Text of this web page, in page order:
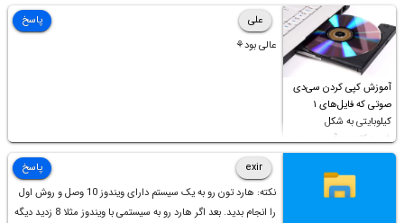
آموزش کپی کردن سی‌دی
صوتی که فایل‌های ۱
کیلوبایتی به شکل
شورت‌کات در آن موجود
است!
علی
عالی بود⚘
پاسخ
exir
نکته: هارد تون رو به یک سیستم دارای ویندوز 10 وصل و روش اول
را انجام بدید. بعد اگر هارد رو به سیستمی با ویندوز مثلا 8 زدید دیگه
پاسخ